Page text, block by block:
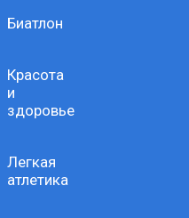
Биатлон
Красота
и
здоровье
Легкая
атлетика